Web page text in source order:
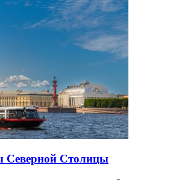
Северной Столицы